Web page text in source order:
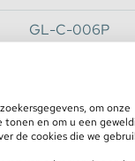
is het
Zigbee protocol.
ervoor dat
opbouwen.
GL-C-006P
Philips Hue,
Apple HomeKit,
om onze
en om u een
de cookies die we